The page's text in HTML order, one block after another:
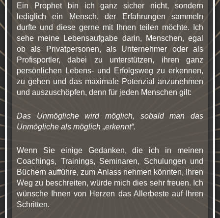
Ein Prophet bin ich ganz sicher nicht, sondern
lediglich ein Mensch, der Erfahrungen sammeln
durfte und diese gerne mit Ihnen teilen möchte. Ich
sehe meine Lebensaufgabe darin, Menschen, egal
ob als Privatpersonen, als Unternehmer oder als
Profisportler, dabei zu unterstützen, ihren ganz
persönlichen Lebens- und Erfolgsweg zu erkennen,
zu gehen und das maximale Potenzial anzunehmen
und auszuschöpfen, denn für jeden Menschen gilt:
Das Unmögliche wird möglich, sobald man das
Unmögliche als möglich „erkennt“.
Wenn Sie einige Gedanken, die ich in meinen
Coachings, Trainings, Seminaren, Schulungen und
Büchern aufführe, zum Anlass nehmen könnten, Ihren
Weg zu beschreiten, würde mich dies sehr freuen. Ich
wünsche Ihnen von Herzen das Allerbeste auf Ihren
Schritten.